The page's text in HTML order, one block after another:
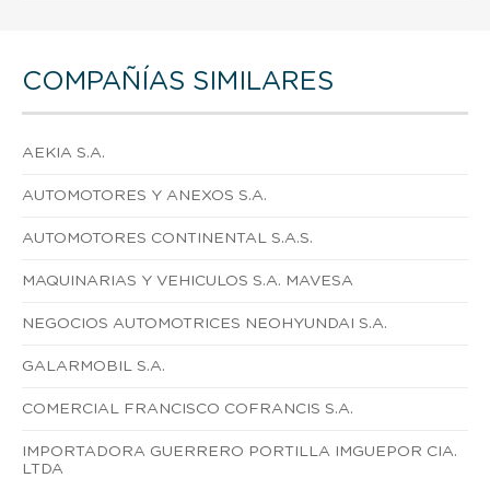
COMPAÑÍAS SIMILARES
AEKIA S.A.
AUTOMOTORES Y ANEXOS S.A.
AUTOMOTORES CONTINENTAL S.A.S.
MAQUINARIAS Y VEHICULOS S.A. MAVESA
NEGOCIOS AUTOMOTRICES NEOHYUNDAI S.A.
GALARMOBIL S.A.
COMERCIAL FRANCISCO COFRANCIS S.A.
IMPORTADORA GUERRERO PORTILLA IMGUEPOR CIA.
LTDA